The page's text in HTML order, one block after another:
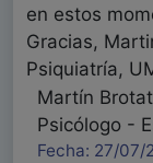
en estos
Gracias,
Psiquiatría,
Martín
Psicólogo -
Fecha: 27/07/